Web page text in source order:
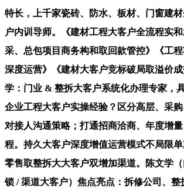
特长，上千家瓷砖、防水、板材、门窗建
户内训导师。《建材工程大客户全流程实
采、总包项目商务构和取回款管控》《工
深度运营》《建材大客户竞标破局取溢价
学：门业 & 整拆大客户系统化办理专家，
企业工程大客户实操经验？区分高层、采
对接人沟通策略；打通招商洽商、年度增
程。持久大客户深度增值运营模式不局限
零售取整拆大大客户双增加渠道。陈文学
锁 / 渠道大客户）焦点亮点：拆修公司、整